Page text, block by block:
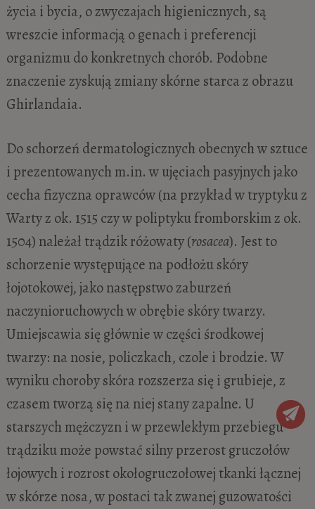
życia i bycia, o zwyczajach higienicznych, są
wreszcie informacją o genach i preferencji
organizmu do konkretnych chorób. Podobne
znaczenie zyskują zmiany skórne starca z obrazu
Ghirlandaia.
Do schorzeń dermatologicznych obecnych w sztuce
i prezentowanych m.in. w ujęciach pasyjnych jako
cecha fizyczna oprawców (na przykład w tryptyku z
Warty z ok. 1515 czy w poliptyku fromborskim z ok.
1504) należał trądzik różowaty (rosacea). Jest to
schorzenie występujące na podłożu skóry
łojotokowej, jako następstwo zaburzeń
naczynioruchowych w obrębie skóry twarzy.
Umiejscawia się głównie w części środkowej
twarzy: na nosie, policzkach, czole i brodzie. W
wyniku choroby skóra rozszerza się i grubieje, z
czasem tworzą się na niej stany zapalne. U
starszych mężczyzn i w przewlekłym przebiegu
trądziku może powstać silny przerost gruczołów
łojowych i rozrost okołogruczołowej tkanki łącznej
w skórze nosa, w postaci tak zwanej guzowatości